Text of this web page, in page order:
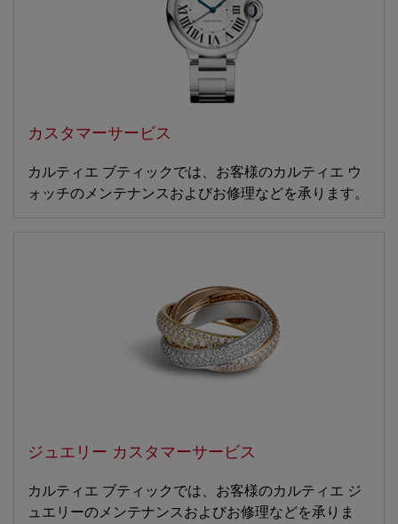
カスタマーサービス
カルティエ ブティックでは、お客様のカルティエ ウ
ォッチのメンテナンスおよびお修理などを承ります。
ジュエリー カスタマーサービス
カルティエ ブティックでは、お客様のカルティエ ジ
ュエリーのメンテナンスおよびお修理などを承りま